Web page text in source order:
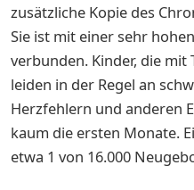
zusätzliche Kopie des
Sie ist mit einer sehr
verbunden. Kinder, die
leiden in der Regel an
Herzfehlern und anderen
kaum die ersten Monate.
etwa 1 von 16.000